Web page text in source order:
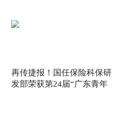
再传捷报！国任保险科保研
发部荣获第24届“广东青年